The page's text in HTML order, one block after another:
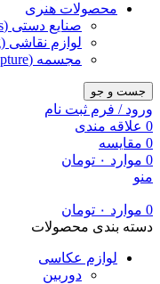
محصولات هنری
صنایع دستی (Handicrafts)
لوازم نقاشی (Painting)
مجسمه (Sculpture)
جست و جو
ورود / فرم ثبت نام
0 علاقه مندی
0 مقایسه
0 موارد ۰ تومان
منو
0 موارد ۰ تومان
دسته بندی محصولات
لوازم عکاسی
دوربین